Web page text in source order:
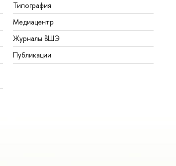
Типография
Медиацентр
Журналы ВШЭ
Публикации